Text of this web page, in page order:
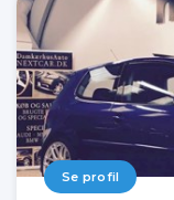
Se profil